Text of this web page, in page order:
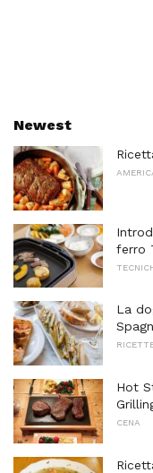
Newest
ferro
La
Hot
CENA